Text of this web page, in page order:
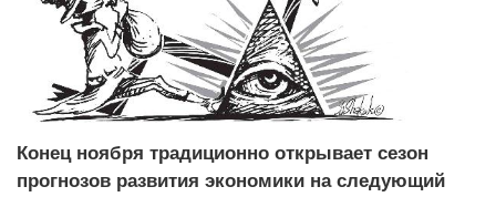
Конец ноября традиционно открывает сезон
прогнозов развития экономики на следующий